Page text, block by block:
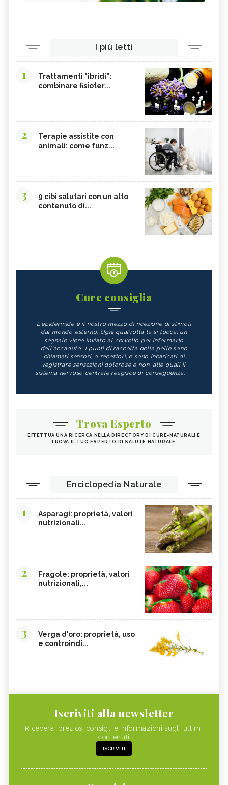
I più letti
1
Trattamenti "ibridi":
combinare fisioter...
2
Terapie assistite con
animali: come funz...
3
9 cibi salutari con un alto
contenuto di...
Cure consiglia
L'epidermide è il nostro mezzo di ricezione di stimoli
dal mondo esterno. Ogni qualvolta la si tocca, un
segnale viene inviato al cervello per informarlo
dell'accaduto. I punti di raccolta della pelle sono
chiamati sensori, o recettori, e sono incaricati di
registrare sensazioni dolorose e non, alle quali il
sistema nervoso centrale reagisce di conseguenza.
Trova Esperto
EFFETTUA UNA RICERCA NELLA DIRECTORY DI CURE-NATURALI E
TROVA IL TUO ESPERTO DI SALUTE NATURALE.
Enciclopedia Naturale
1
Asparagi: proprietà, valori
nutrizionali...
2
Fragole: proprietà, valori
nutrizionali,...
3
Verga d'oro: proprietà, uso
e controindi...
Iscriviti alla newsletter
Riceverai preziosi consigli e informazioni sugli ultimi
contenuti
ISCRIVITI